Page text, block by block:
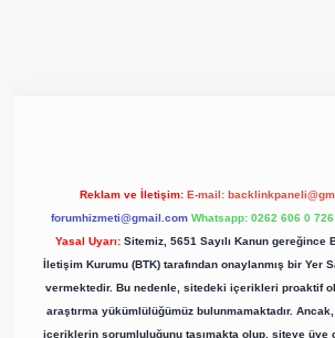
Reklam ve İletişim: E-mail:
forumhizmeti@gmail.com Whatsapp: 0262 606 0 726
Yasal Uyarı: Sitemiz, 5651 Sayılı Kanun gereğince
İletişim Kurumu (BTK) tarafından onaylanmış bir Yer
vermektedir. Bu nedenle, sitedeki içerikleri proaktif
araştırma yükümlülüğümüz bulunmamaktadır.
içeriklerin sorumluluğunu taşımakta olup, siteye üye